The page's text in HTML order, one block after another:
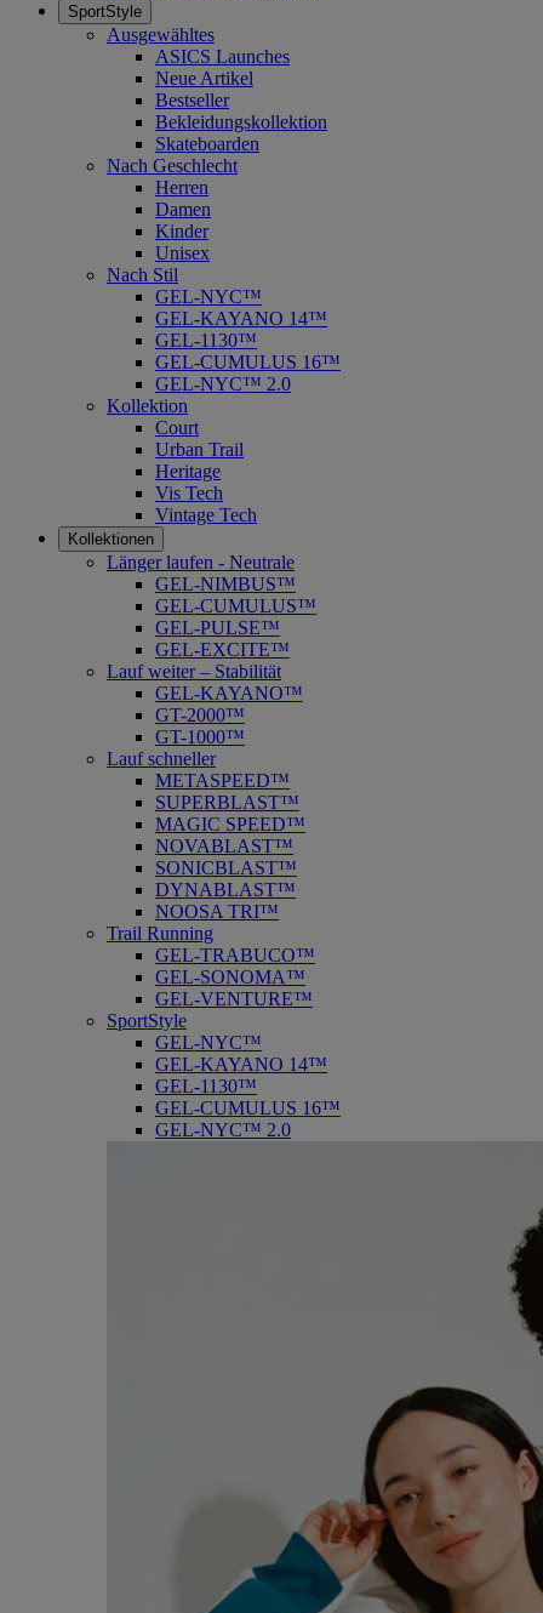
SportStyle
Ausgewähltes
ASICS Launches
Neue Artikel
Bestseller
Bekleidungskollektion
Skateboarden
Nach Geschlecht
Herren
Damen
Kinder
Unisex
Nach Stil
GEL-NYC™
GEL-KAYANO 14™
GEL-1130™
GEL-CUMULUS 16™
GEL-NYC™ 2.0
Kollektion
Court
Urban Trail
Heritage
Vis Tech
Vintage Tech
Kollektionen
Länger laufen - Neutrale
GEL-NIMBUS™
GEL-CUMULUS™
GEL-PULSE™
GEL-EXCITE™
Lauf weiter – Stabilität
GEL-KAYANO™
GT-2000™
GT-1000™
Lauf schneller
METASPEED™
SUPERBLAST™
MAGIC SPEED™
NOVABLAST™
SONICBLAST™
DYNABLAST™
NOOSA TRI™
Trail Running
GEL-TRABUCO™
GEL-SONOMA™
GEL-VENTURE™
SportStyle
GEL-NYC™
GEL-KAYANO 14™
GEL-1130™
GEL-CUMULUS 16™
GEL-NYC™ 2.0